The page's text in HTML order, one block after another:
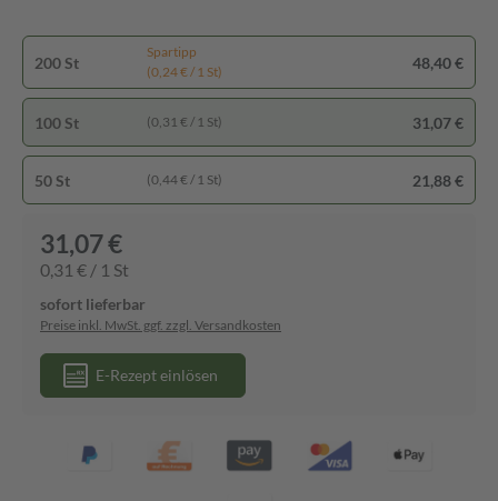
200 St
Spartipp
(0,24 € / 1 St)
48,40 €
100 St (0,31 € / 1 St) 31,07 €
50 St (0,44 € / 1 St) 21,88 €
31,07 €
0,31 € / 1 St
sofort lieferbar
Preise inkl. MwSt. ggf. zzgl. Versandkosten
E-Rezept einlösen